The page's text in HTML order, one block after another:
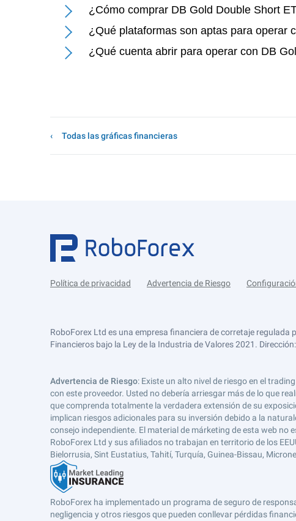
¿Cómo comprar DB Gold Double Short
¿Qué plataformas son aptas para operar
¿Qué cuenta abrir para operar con DB
Todas las gráficas financieras
Política de privacidad Advertencia de Riesgo
RoboForex Ltd es una empresa financiera de corretaje regulada
Financieros bajo la Ley de la Industria de Valores 2021.
Advertencia de Riesgo: Existe un alto nivel de riesgo en el
con este proveedor. Usted no debería arriesgar más de lo que
que comprenda totalmente la verdadera extensión de su
implican riesgos adicionales para su inversión debido a la
consejo independiente. El material de márketing de esta web no
RoboForex Ltd y sus afiliados no trabajan en territorio de los
Bielorrusia, Sint Eustatius, Tahití, Turquía, Guinea-Bissau,
RoboForex ha implementado un programa de seguro de
negligencia y otros riesgos que pueden conllevar pérdidas